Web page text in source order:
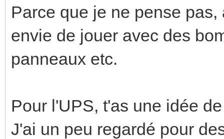
Parce que je ne pense
envie de jouer avec des
panneaux etc.
Pour l'UPS, t'as une idée
J'ai un peu regardé pour